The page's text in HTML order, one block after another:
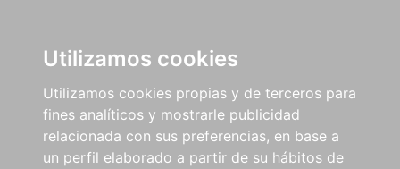
Utilizamos cookies
Utilizamos cookies propias y de terceros para
fines analíticos y mostrarle publicidad
relacionada con sus preferencias, en base a
un perfil elaborado a partir de su hábitos de